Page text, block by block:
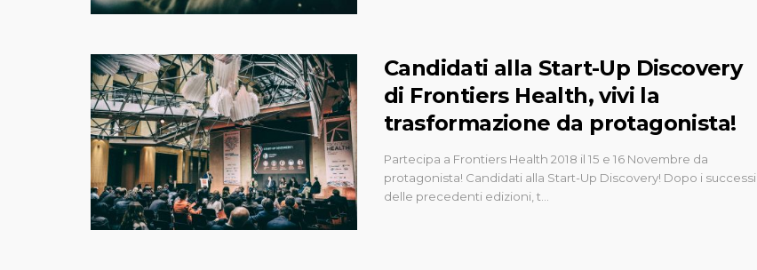
Candidati alla Start-Up Discovery
di Frontiers Health, vivi la
trasformazione da protagonista!
Partecipa a Frontiers Health 2018 il 15 e 16 Novembre da
protagonista! Candidati alla Start-Up Discovery! Dopo i successi
delle precedenti edizioni, t…